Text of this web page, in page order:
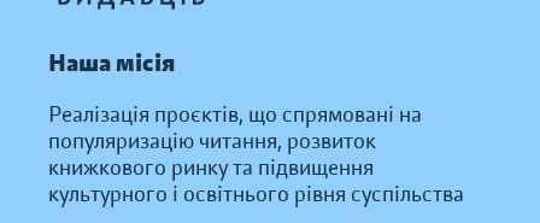
Наша місія
Реалізація проєктів, що спрямовані на
популяризацію читання, розвиток
книжкового ринку та підвищення
культурного і освітнього рівня суспільства